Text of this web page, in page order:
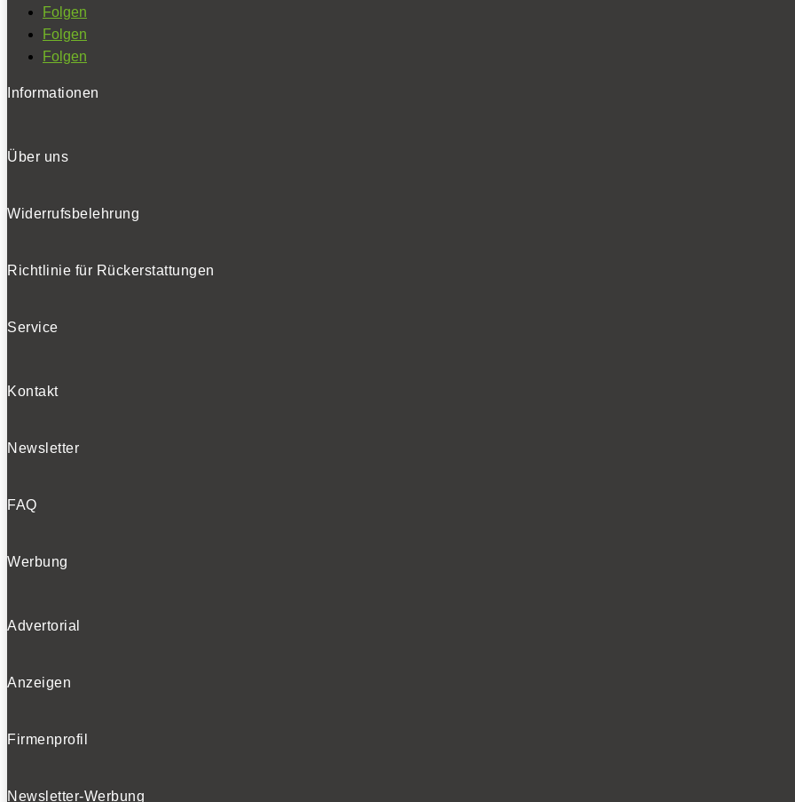
Folgen
Folgen
Folgen
Informationen
Über uns
Widerrufsbelehrung
Richtlinie für Rückerstattungen
Service
Kontakt
Newsletter
FAQ
Werbung
Advertorial
Anzeigen
Firmenprofil
Newsletter-Werbung